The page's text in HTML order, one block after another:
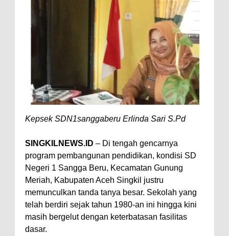
Kepsek SDN1sanggaberu Erlinda Sari S.Pd
SINGKILNEWS.ID – Di tengah gencarnya
program pembangunan pendidikan, kondisi SD
Negeri 1 Sangga Beru, Kecamatan Gunung
Meriah, Kabupaten Aceh Singkil justru
memunculkan tanda tanya besar. Sekolah yang
telah berdiri sejak tahun 1980-an ini hingga kini
masih bergelut dengan keterbatasan fasilitas
dasar.